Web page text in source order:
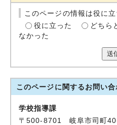
このページの情報は役に立
役に立った
どちら
なかった
送
このページに関する お問い合
学校指導課
〒500-8701 岐阜市司町